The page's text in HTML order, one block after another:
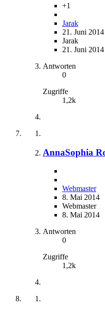
+1
Jarak
21. Juni 2014
Jarak
21. Juni 2014
Antworten
0
Zugriffe
1,2k
AnnaSophia
Webmaster
8. Mai 2014
Webmaster
8. Mai 2014
Antworten
0
Zugriffe
1,2k